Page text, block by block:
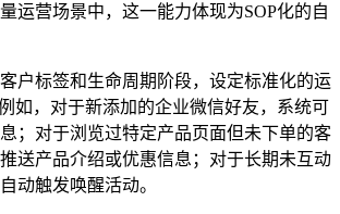
运营场景中，这一能力体现为SOP化的自
户标签和生命周期阶段，设定标准化的运
如，对于新添加的企业微信好友，系统可
；对于浏览过特定产品页面但未下单的客
送产品介绍或优惠信息；对于长期未互动
动触发唤醒活动。